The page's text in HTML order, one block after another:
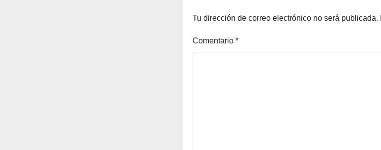
Tu dirección de correo electrónico no será publicada.
Comentario *